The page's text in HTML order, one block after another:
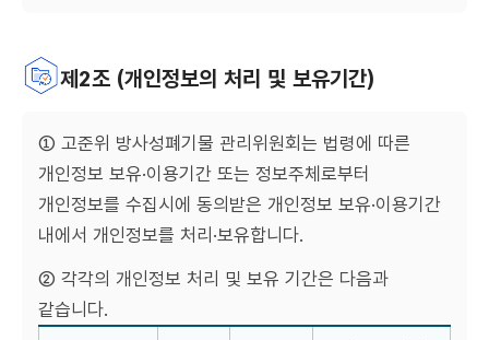
제2조 (개인정보의 처리 및 보유기간)
① 고준위 방사성폐기물 관리위원회는 법령에 따른
개인정보 보유·이용기간 또는 정보주체로부터
개인정보를 수집시에 동의받은 개인정보 보유·이용기간
내에서 개인정보를 처리·보유합니다.
② 각각의 개인정보 처리 및 보유 기간은 다음과
같습니다.